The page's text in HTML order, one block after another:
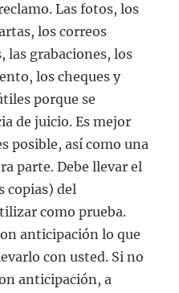
Las fotos, los
los correos
las grabaciones, los
los cheques y
porque se
de juicio. Es mejor
posible, así como una
parte. Debe llevar el
copias) del
como prueba.
anticipación lo que
con usted. Si no
anticipación, a